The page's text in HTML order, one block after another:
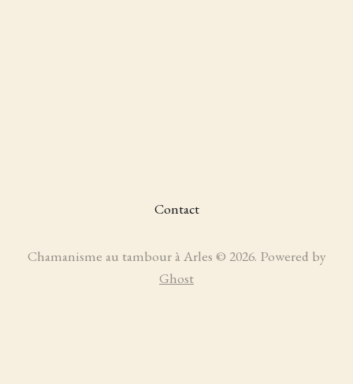
Contact
Chamanisme au tambour à Arles © 2026. Powered by
Ghost